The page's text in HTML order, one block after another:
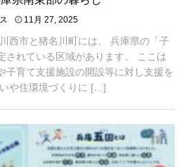
11月 27, 20251
月
2
7
,
2
5
西市と猪名川町には、 兵庫県の「子
されている区域があります。 ここは
子育て支援施設の開設等に対し支援を
や住環境づくりに […]